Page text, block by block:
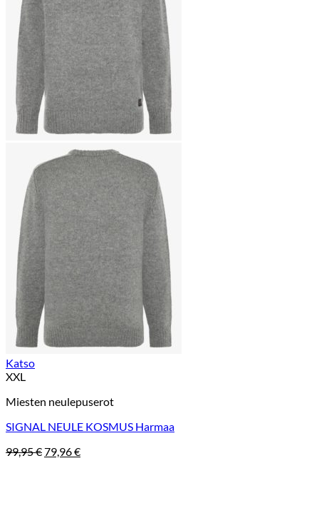
Katso
XXL
Miesten neulepuserot
SIGNAL NEULE KOSMUS Harmaa
99,95€Alkuperäinen
79,96€Nykyinen